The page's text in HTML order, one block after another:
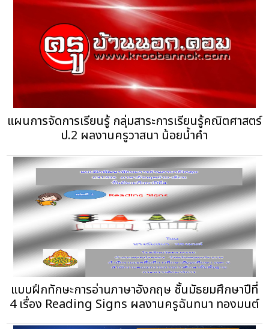
แผนการจัดการเรียนรู้ กลุ่มสาระการเรียนรู้คณิตศาสตร์
ป.2 ผลงานครูวาสนา น้อยน้ำคำ
แบบฝึกทักษะการอ่านภาษาอังกฤษ ชั้นมัธยมศึกษาปีที่
4 เรื่อง Reading Signs ผลงานครูฉันทนา ทองมนต์